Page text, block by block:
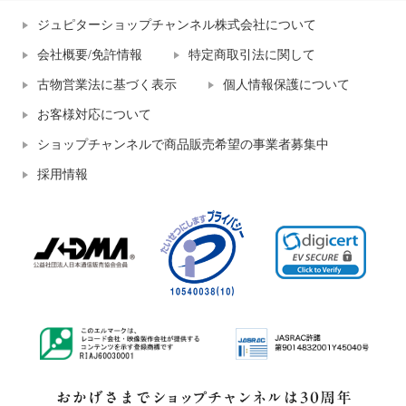
ジュピターショップチャンネル株式会社について
会社概要/免許情報 特定商取引法に関して
古物営業法に基づく表示 個人情報保護について
お客様対応について
ショップチャンネルで商品販売希望の事業者募集中
採用情報